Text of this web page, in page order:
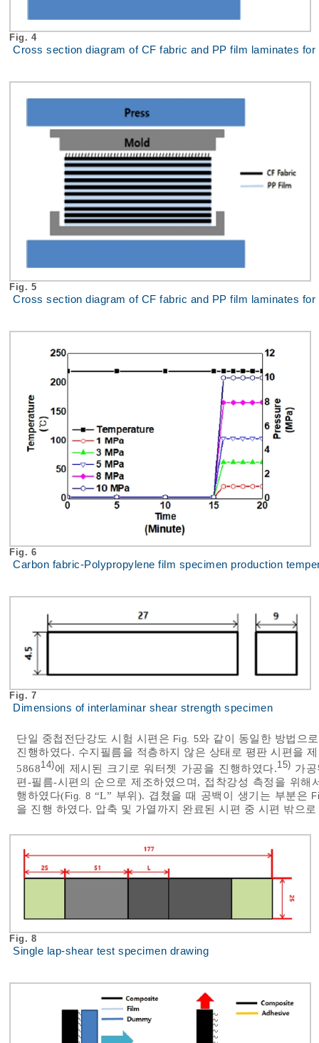
Fig. 4
Cross section diagram of CF fabric and PP film laminates
Fig. 5
Cross section diagram of CF fabric and PP film laminates
Fig. 6
Carbon fabric-Polypropylene film specimen production
Fig. 7
Dimensions of interlaminar shear strength specimen
단일 중첩전단강도 시험 시편은 Fig. 5와 같이 동일한 방법으
진행하였다. 수지필름을 적층하지 않은 상태로 평판 시편을
586814)에 제시된 크기로 워터젯 가공을 진행하였다.15) 가
편-필름-시편의 순으로 제조하였으며, 접착강성 측정을 위
행하였다( Fig. 8 “L” 부위). 겹쳤을 때 공백이 생기는 부분은
을 진행 하였다. 압축 및 가열까지 완료된 시편 중 시편 밖으
Fig. 8
Single lap-shear test specimen drawing